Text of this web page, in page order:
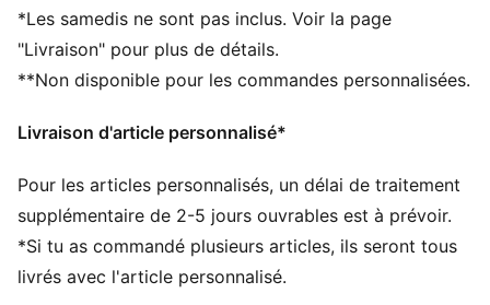
de la chaussure pour te permettre des changements
de direction rapides
DÉTAILS
de confort
profil bas et semelle intermédiaire en EVA, le combo
parfait pour les terrains naturels fermes et
synthétiques (2G)
Renfort léger stabilisant le pied pour des changements
de direction rapides
*Les samedis ne sont pas inclus. Voir la page
"Livraison" pour plus de détails.
**Non disponible pour les commandes personnalisées.
Livraison d'article personnalisé*
Pour les articles personnalisés, un délai de traitement
supplémentaire de 2-5 jours ouvrables est à prévoir.
*Si tu as commandé plusieurs articles, ils seront tous
livrés avec l'article personnalisé.